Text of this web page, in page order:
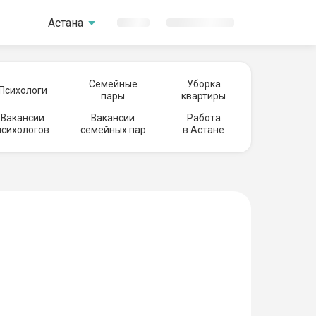
Астана
Семейные
пары
Уборка
квартиры
Вакансии
Вакансии
семейных пар
Работа
в Астане